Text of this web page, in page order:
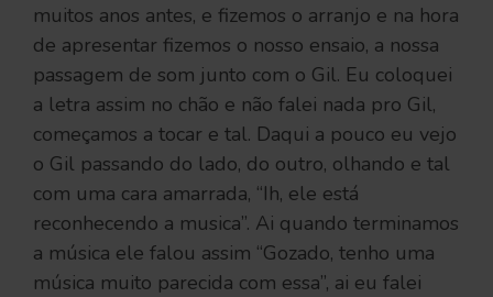
muitos anos antes, e fizemos o arranjo e na hora
de apresentar fizemos o nosso ensaio, a nossa
passagem de som junto com o Gil. Eu coloquei
a letra assim no chão e não falei nada pro Gil,
começamos a tocar e tal. Daqui a pouco eu vejo
o Gil passando do lado, do outro, olhando e tal
com uma cara amarrada, “Ih, ele está
reconhecendo a musica”. Ai quando terminamos
a música ele falou assim “Gozado, tenho uma
música muito parecida com essa”, ai eu falei